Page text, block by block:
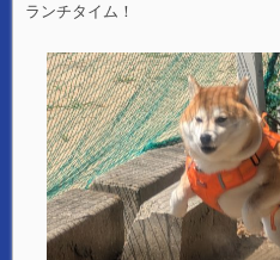
ランチタイム！